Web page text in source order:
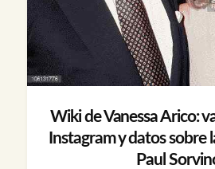
Wiki de Vanessa Arico:
Instagram y datos sobre
Paul